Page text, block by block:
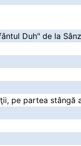
Duh" de la
pe partea stângă